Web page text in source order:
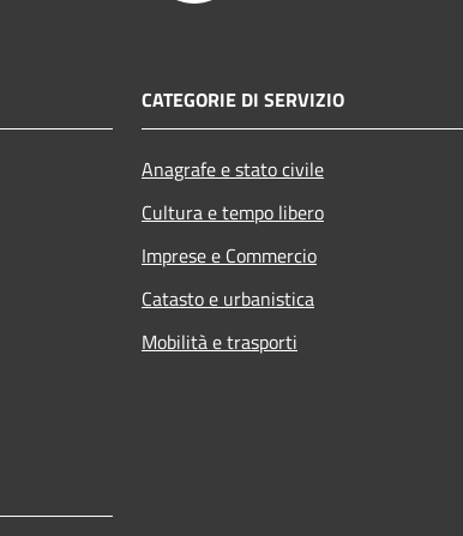
CATEGORIE DI SERVIZIO
Anagrafe e stato civile
Cultura e tempo libero
Imprese e Commercio
Catasto e urbanistica
Mobilità e trasporti